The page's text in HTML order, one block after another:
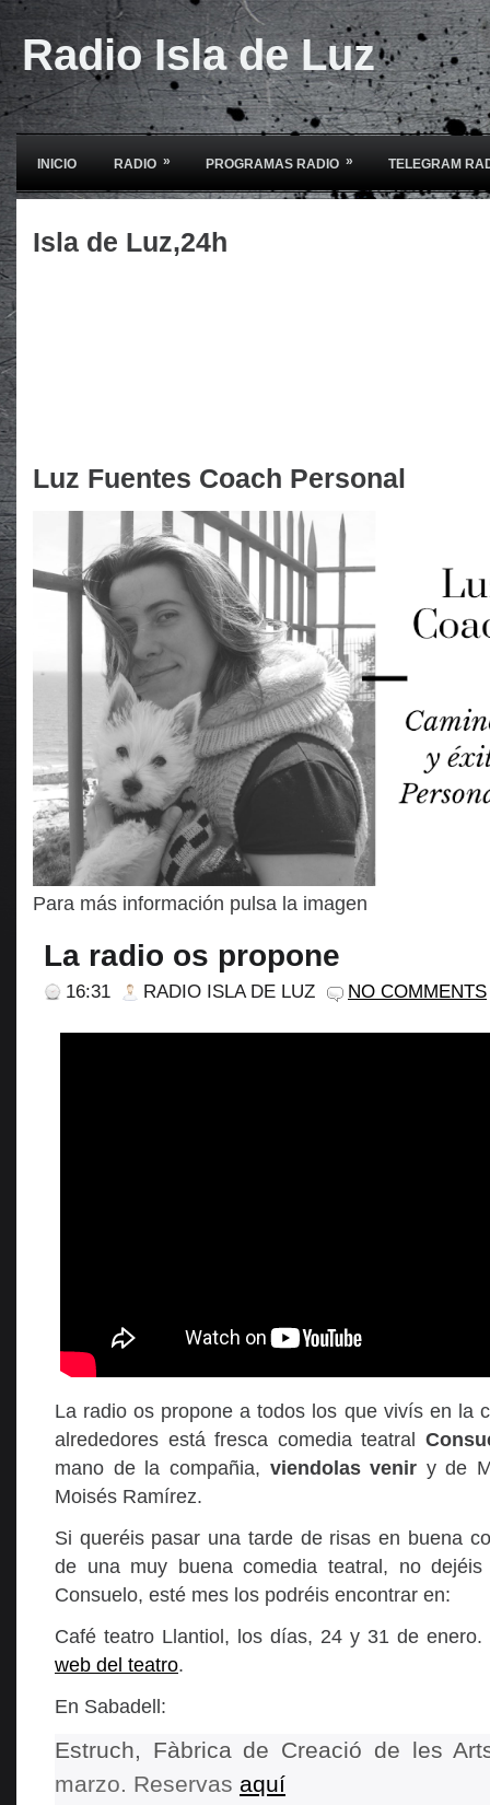
Radio Isla de Luz
INICIO RADIO » PROGRAMAS RADIO » TELEGRAM
Isla de Luz,24h
Luz Fuentes Coach Personal
Para más información pulsa la imagen
La radio os propone
16:31 RADIO ISLA DE LUZ NO COMMENTS
La radio os propone a todos los que vivís en la
alrededores está fresca comedia teatral
mano de la compañia, viendolas venir y de
Moisés Ramírez.
Si queréis pasar una tarde de risas en buena
de una muy buena comedia teatral, no dejéis
Consuelo, esté mes los podréis encontrar en:
Café teatro Llantiol, los días, 24 y 31 de
web del teatro.
En Sabadell:
Estruch, Fàbrica de Creació de les
marzo. Reservas aquí